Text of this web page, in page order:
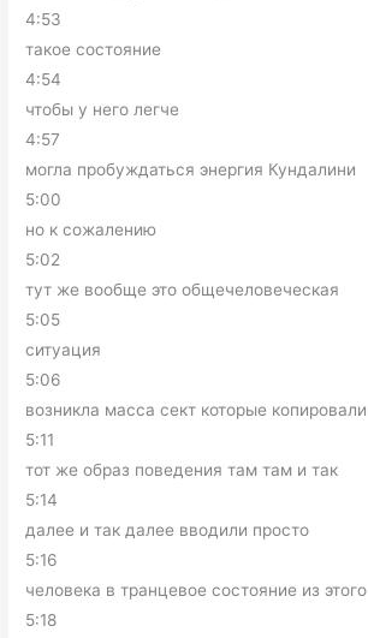
4:53
такое состояние
4:54
чтобы у него легче
4:57
могла пробуждаться энергия Кундалини
5:00
но к сожалению
5:02
тут же вообще это общечеловеческая
5:05
ситуация
5:06
возникла масса сект которые копировали
5:11
тот же образ поведения там там и так
5:14
далее и так далее вводили просто
5:16
человека в транцевое состояние из этого
5:18